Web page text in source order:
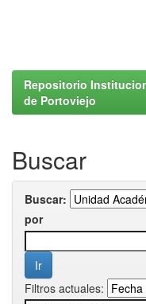
Repositorio
de Portoviejo
Buscar
Buscar:
por
Filtros actuales: